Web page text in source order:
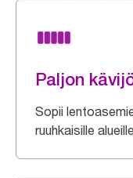
Paljon
Sopii
ruuhkaisille alueille